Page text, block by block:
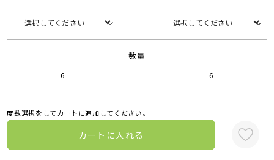
数量
6 6
度数選択をしてカートに追加してください。
カートに入れる